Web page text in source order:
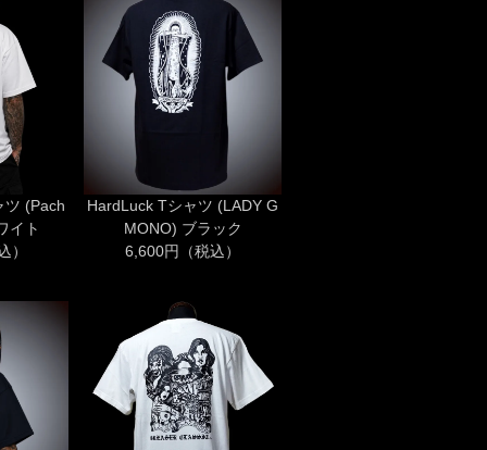
ツ (Pach
イト
）
HardLuck Tシャツ (LADY G
MONO) ブラック
6,600円（税込）